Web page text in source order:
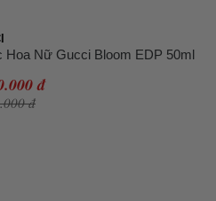
Hoa Nữ Gucci Bloom EDP 50ml
đ
đ